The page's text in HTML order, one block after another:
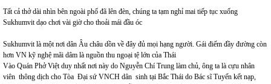
Tất cả thở dài nhìn bên ngoài phố đã lên đèn, chúng ta tạm nghỉ mai tiếp tục xuống
Sukhumvit dạo chơi vài giờ cho thoải mái đầu óc
Sukhumvit là một nơi dân Âu châu dồn về đây đủ mọi hạng người. Gái điếm đầy đường còn
hơn VN kỹ nghệ mãi dâm là nguồn thu ngoại tệ lớn của Thái
Vào Quán Phở Việt duy nhất nơi này do Nguyễn Chí Trung làm chủ, ông ta là cựu nhân
viên thông dịch cho Tòa Đại sứ VNCH dân sinh tại Bắc Thái do Bác sĩ Tuyến kết nạp,